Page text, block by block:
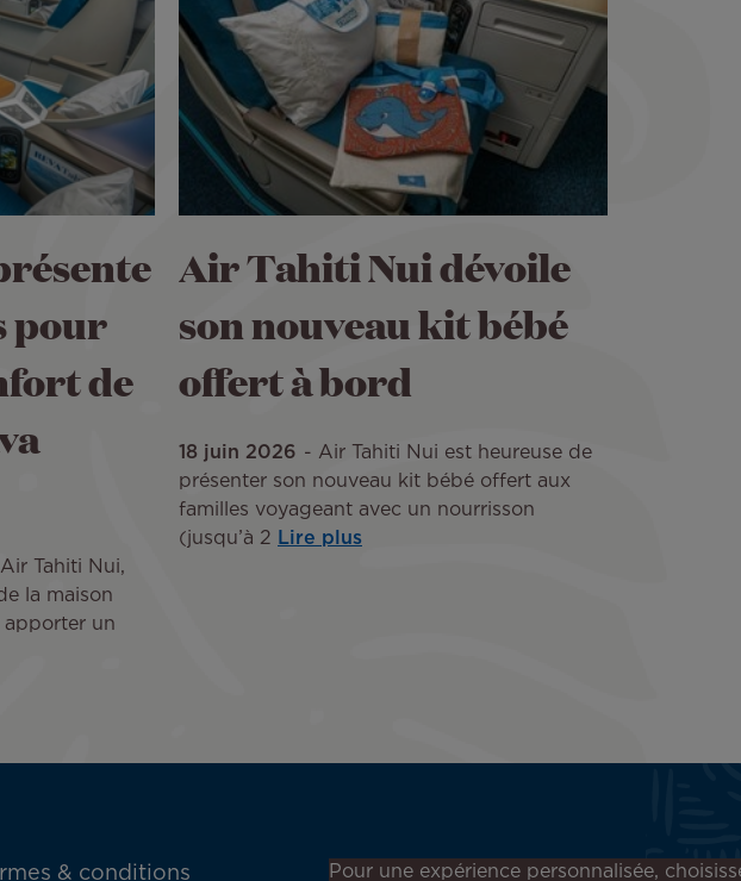
pour
de
Tahiti Nui,
la maison
apporter un
Air Tahiti Nui dévoile
son nouveau kit bébé
offert à bord
18 juin 2026
Air Tahiti Nui est heureuse de
présenter son nouveau kit bébé offert aux
familles voyageant avec un nourrisson
(jusqu’à 2 Lire plus
& conditions Inscrivez-vous à notre
Pour une expérience personnalisée,